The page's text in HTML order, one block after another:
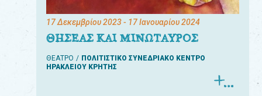
17 Δεκεμβρίου 2023- 17 Ιανουαρίου 2024
ΘΗΣΕΑΣ ΚΑΙ ΜΙΝΩΤΑΥΡΟΣ
ΘΕΑΤΡΟ
ΠΟΛΙΤΙΣΤΙΚΟ ΣΥΝΕΔΡΙΑΚΟ ΚΕΝΤΡΟ
ΗΡΑΚΛΕΙΟΥ ΚΡΗΤΗΣ